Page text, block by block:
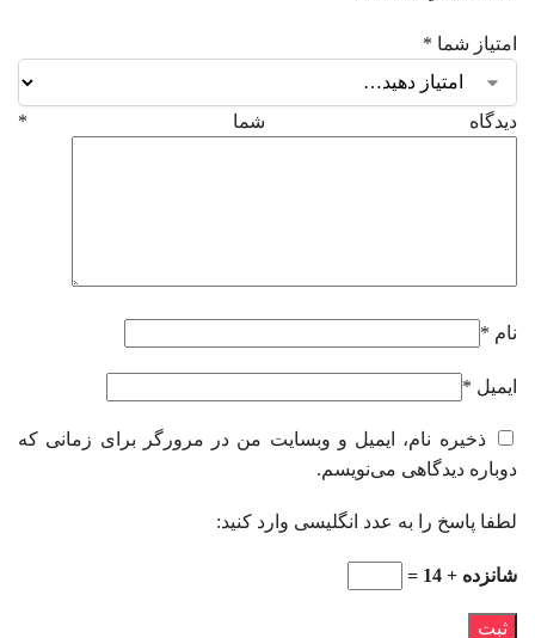
امتیاز شما *
دیدگاه شما *
نام *
ایمیل *
ذخیره نام، ایمیل و وبسایت من در مرورگر برای زمانی که
دوباره دیدگاهی می‌نویسم.
لطفا پاسخ را به عدد انگلیسی وارد کنید:
شانزده + 14 =